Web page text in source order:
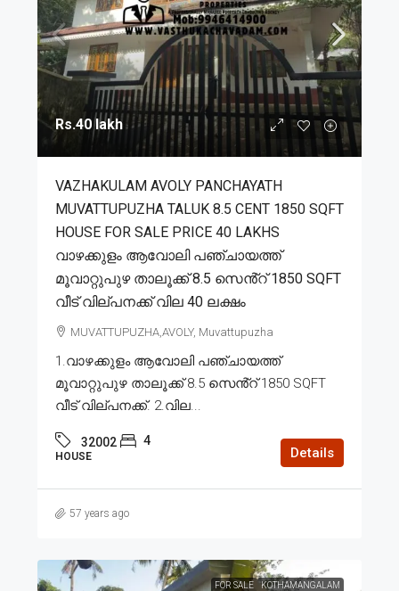
Rs.40 lakh
VAZHAKULAM AVOLY PANCHAYATH
MUVATTUPUZHA TALUK 8.5 CENT 1850 SQFT
HOUSE FOR SALE PRICE 40 LAKHS
വാഴക്കുളം ആവോലി പഞ്ചായത്ത്
മൂവാറ്റുപുഴ താലൂക്ക് 8.5 സെൻ്റ് 1850 SQFT
വീട് വില്പനക്ക് വില 40 ലക്ഷം
MUVATTUPUZHA,AVOLY, Muvattupuzha
1.വാഴക്കുളം ആവോലി പഞ്ചായത്ത്
മൂവാറ്റുപുഴ താലൂക്ക് 8.5 സെൻ്റ് 1850 SQFT
വീട് വില്പനക്ക്. 2.വില...
32002 4
HOUSE Details
57 years ago
FOR SALE KOTHAMANGALAM